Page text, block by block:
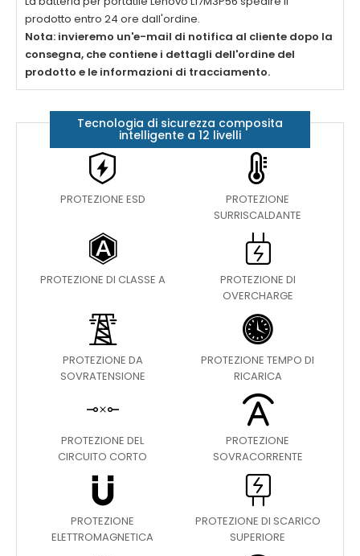
prodotto entro 24 ore dall'ordine.
Nota: invieremo un'e-mail di notifica al cliente dopo la
consegna, che contiene i dettagli dell'ordine del
prodotto e le informazioni di tracciamento.
Tecnologia di sicurezza composita
intelligente a 12 livelli
PROTEZIONE ESD
PROTEZIONE
SURRISCALDANTE
PROTEZIONE DI CLASSE A
PROTEZIONE DI
OVERCHARGE
PROTEZIONE DA
SOVRATENSIONE
PROTEZIONE TEMPO DI
RICARICA
PROTEZIONE DEL
CIRCUITO CORTO
PROTEZIONE
SOVRACORRENTE
PROTEZIONE
ELETTROMAGNETICA
PROTEZIONE DI SCARICO
SUPERIORE